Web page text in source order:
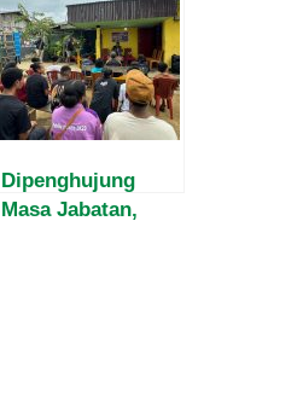
Paus Johanes
Paulus II ke
Indonesia,
Oktober 1989.
Dipenghujung
Masa Jabatan,